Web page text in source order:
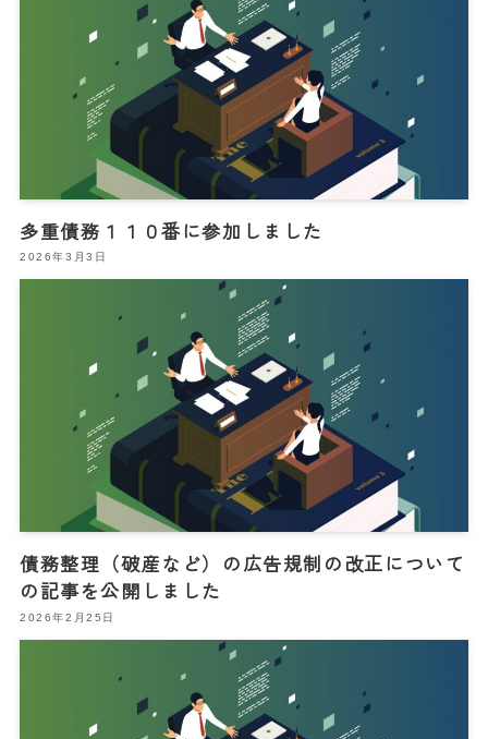
多重債務１１０番に参加しました
2026年3月3日
債務整理（破産など）の広告規制の改正について
の記事を公開しました
2026年2月25日